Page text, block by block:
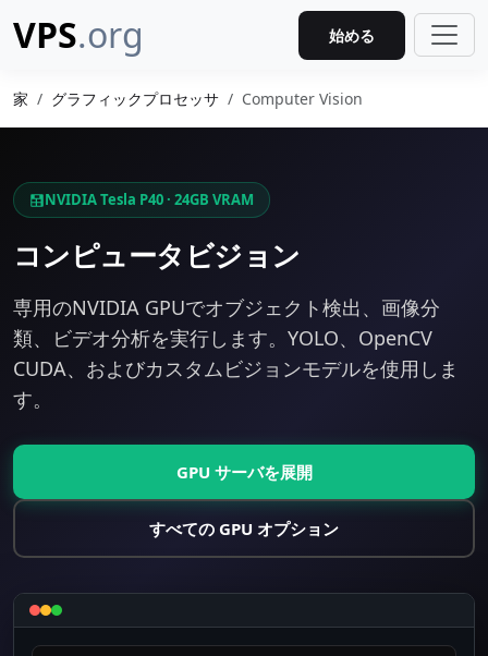
VPS.org 始める
家 グラフィックプロセッサ Computer Vision
NVIDIA Tesla P40 · 24GB VRAM
コンピュータビジョン
専用のNVIDIA GPUでオブジェクト検出、画像分
類、ビデオ分析を実行します。YOLO、OpenCV
CUDA、およびカスタムビジョンモデルを使用しま
す。
GPU サーバを展開
すべての GPU オプション